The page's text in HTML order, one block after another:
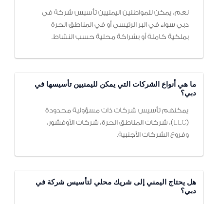
نعم، يمكن للمواطنين اليمنيين تأسيس شركة في
دبي سواء في البر الرئيسي أو في المناطق الحرة
بملكية كاملة أو بشراكة محلية حسب النشاط.
ما هي أنواع الشركات التي يمكن لليمنيين تأسيسها في
دبي؟
يمكنهم تأسيس شركات ذات مسؤولية محدودة
(LLC)، شركات المناطق الحرة، شركات الأوفشور،
وفروع الشركات الأجنبية.
هل يحتاج اليمني إلى شريك محلي لتأسيس شركة في
دبي؟